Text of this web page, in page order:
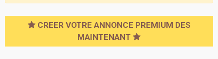
CREER VOTRE ANNONCE PREMIUM DES
MAINTENANT